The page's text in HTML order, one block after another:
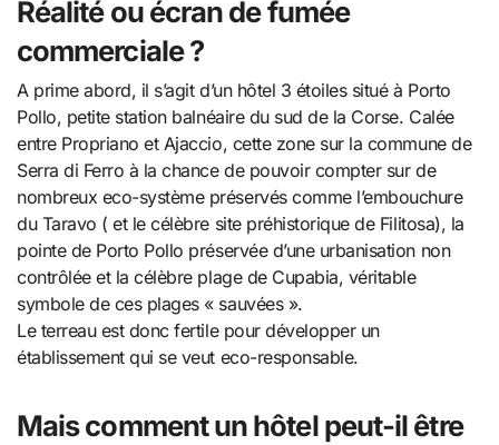
Réalité ou écran de fumée
commerciale ?
A prime abord, il s’agit d’un hôtel 3 étoiles situé à Porto
Pollo, petite station balnéaire du sud de la Corse. Calée
entre Propriano et Ajaccio, cette zone sur la commune de
Serra di Ferro à la chance de pouvoir compter sur de
nombreux eco-système préservés comme l’embouchure
du Taravo ( et le célèbre site préhistorique de Filitosa), la
pointe de Porto Pollo préservée d’une urbanisation non
contrôlée et la célèbre plage de Cupabia, véritable
symbole de ces plages « sauvées ».
Le terreau est donc fertile pour développer un
établissement qui se veut eco-responsable.
Mais comment un hôtel peut-il être